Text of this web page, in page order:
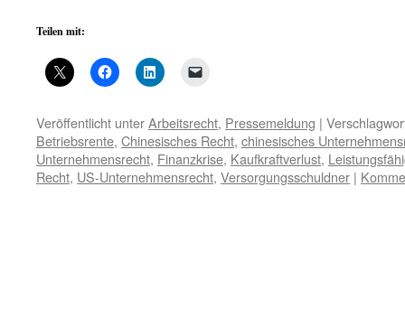
Teilen mit:
Veröffentlicht unterArbeitsrecht, Pressemeldung |
Betriebsrente, Chinesisches Recht, chinesisches
Unternehmensrecht, Finanzkrise, Kaufkraftverlust,
Recht, US-Unternehmensrecht, Versorgungsschuldner |